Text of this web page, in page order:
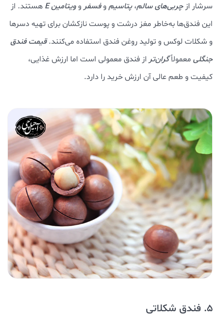
سرشار ازچربی‌های سالم،پتاسیم وفسفر وویتامین E هستند. از
این فندق‌ها به‌خاطر مغز درشت و پوست نازکشان برای تهیه دسرها
و شکلات لوکس و تولید روغن فندق استفاده می‌کنند.قیمت فندق
جنگلی معمولاًگران‌تر از فندق معمولی است اما ارزش غذایی،
کیفیت و طعم عالی آن ارزش خرید را دارد.
5. فندق شکلاتی